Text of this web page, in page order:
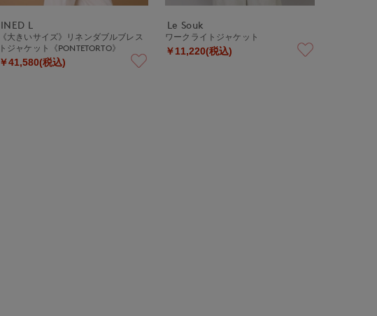
INED L
《大きいサイズ》リネンダブルブレス
トジャケット《PONTETORTO》
￥41,580(税込)
Le Souk
ワークライトジャケット
￥11,220(税込)